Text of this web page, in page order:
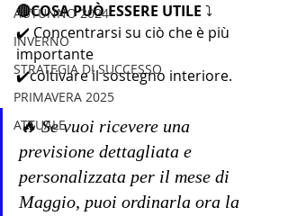
AUTUNNO 2024
INVERNO
STRATEGIA DI SUCCESSO
PRIMAVERA 2025
ATTUALE
🔴COSA PUÒ ESSERE UTILE ⤵️
✔️ Concentrarsi su ciò che è più
importante
✔️coltivare il sostegno interiore.
​​🔥 Se vuoi ricevere una
previsione dettagliata e
personalizzata per il mese di
Maggio, puoi ordinarla ora la